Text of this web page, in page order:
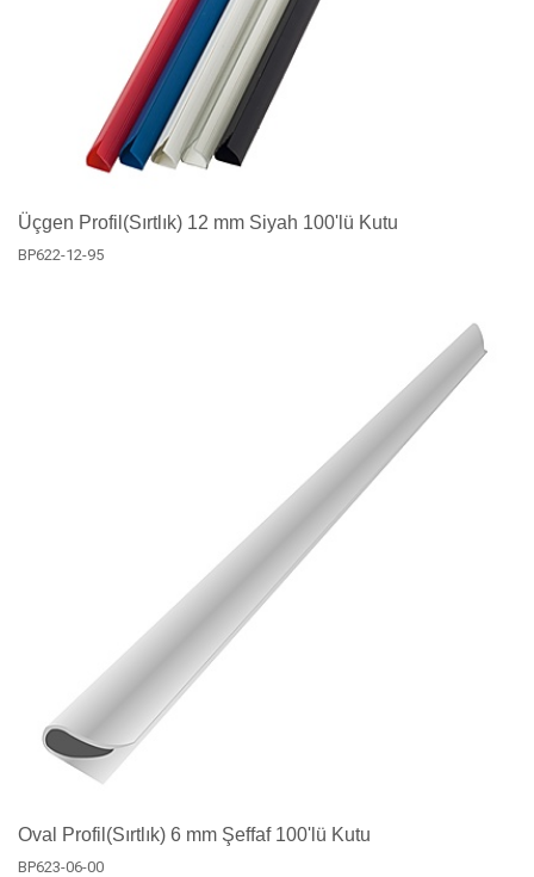
Üçgen Profil(Sırtlık) 12 mm Siyah 100'lü Kutu
BP622-12-95
Oval Profil(Sırtlık) 6 mm Şeffaf 100'lü Kutu
BP623-06-00